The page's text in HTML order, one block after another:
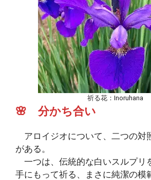
祈る花：Inoruhana
🌸 分かち合い
アロイジオについて、二つの対
がある。
一つは、伝統的な白いスルプリ
手にもって祈る、まさに純潔の模